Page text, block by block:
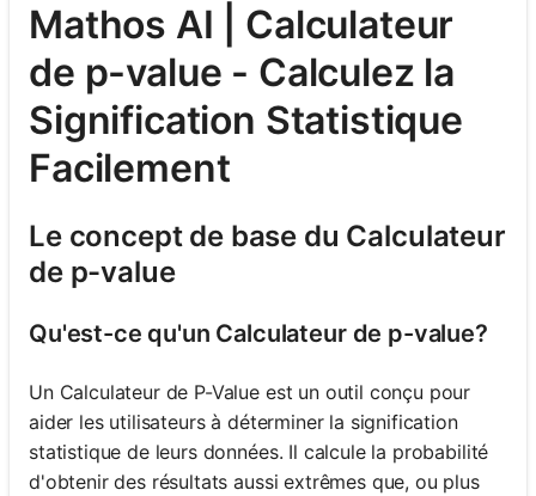
Mathos AI | Calculateur
de p-value - Calculez la
Signification Statistique
Facilement
Le concept de base du Calculateur
de p-value
Qu'est-ce qu'un Calculateur de p-value?
Un Calculateur de P-Value est un outil conçu pour
aider les utilisateurs à déterminer la signification
statistique de leurs données. Il calcule la probabilité
d'obtenir des résultats aussi extrêmes que, ou plus